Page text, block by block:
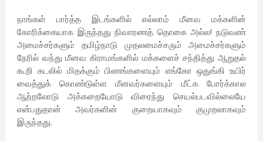
நாங்கள் பார்த்த இடங்களில் எல்லாம் மீனவ மக்களின்
கோரிக்கையாக இருந்தது நிவாரணத் தொகை அல்ல! நடுவண்
அமைச்சர்களும் தமிழ்நாடு முதலமைச்சரும் அமைச்சர்களும்
நேரில் வந்து மீனவ கிராமங்களில் மக்களைச் சந்தித்து ஆறுதல்
கூறி கடலில் மிதக்கும் பிணங்களையும் எங்கோ ஒதுங்கி உயிர்
வைத்துக் கொண்டுள்ள மீனவர்களையும் மீட்க போர்க்கால
ஆற்றலோடு அக்கறையோடு விரைந்து செயல்படவில்லையே
என்பதுதான் அவர்களின் குறையாகவும் குமுறலாகவும்
இருந்தது.